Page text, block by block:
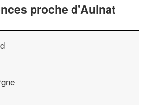
proche d'Aulnat